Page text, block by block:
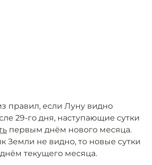
правил, если Луну видно
29-го дня, наступающие сутки
первым днём нового месяца.
Земли не видно, то новые сутки
текущего месяца.